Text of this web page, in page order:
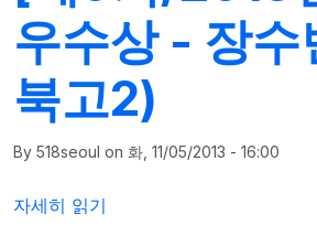
우수상 - 장수
북고2)
By 518seoul on 화, 11/05/2013 - 16:00
[제9회/2013년/그림]우수상 - 장수빈(
자세히 읽기